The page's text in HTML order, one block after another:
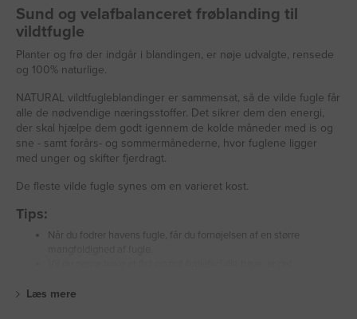
Sund og velafbalanceret frøblanding til
vildtfugle
Planter og frø der indgår i blandingen, er nøje udvalgte, rensede
og 100% naturlige.
NATURAL vildtfugleblandinger er sammensat, så de vilde fugle får
alle de nødvendige næringsstoffer. Det sikrer dem den energi,
der skal hjælpe dem godt igennem de kolde måneder med is og
sne - samt forårs- og sommermånederne, hvor fuglene ligger
med unger og skifter fjerdragt.
De fleste vilde fugle synes om en varieret kost.
Tips:
Når du fodrer havens fugle, får du fornøjelsen af en større
Læs mere